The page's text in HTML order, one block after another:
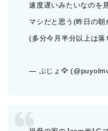
速度遅いみたいなのを
マシだと思う(昨日の
(多分今月半分以上は落
— ぷじょ🦅